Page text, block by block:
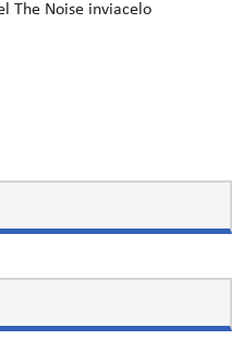
The Noise inviacelo